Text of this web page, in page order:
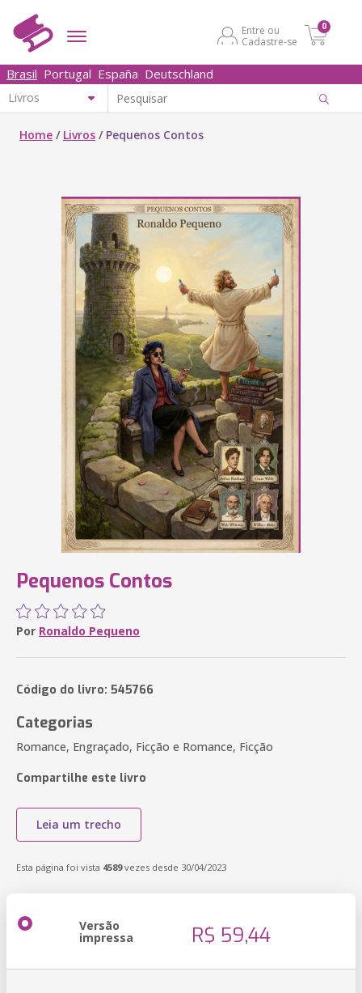
Entre ou
Cadastre-se
0
Brasil Portugal España Deutschland
Home / Livros / Pequenos Contos
Pequenos Contos
Por Ronaldo Pequeno
Código do livro: 545766
Categorias
Romance, Engraçado, Ficção e Romance, Ficção
Compartilhe este livro
Leia um trecho
Esta página foi vista 4589vezes desde 30/04/2023
Versão
impressa R$ 59,44